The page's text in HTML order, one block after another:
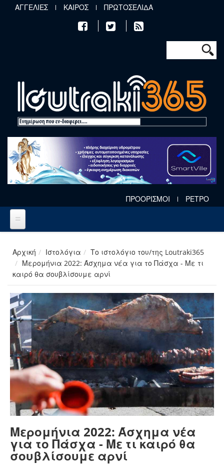
Παράκαμψη προς το κυρίως περιεχόμενο
ΑΓΓΕΛΙΕΣ ΚΑΙΡΟΣ ΠΡΩΤΟΣΕΛΙΔΑ
Φόρμα
Αναζήτηση
ΠΡΟΟΡΙΣΜΟΙ ΡΕΤΡΟ
Αρχική Ιστολόγια
Το ιστολόγιο του/της Loutraki365
Μερομήνια 2022: Άσχημα νέα για το Πάσχα - Με τι
καιρό θα σουβλίσουμε αρνί
Μερομήνια 2022: Άσχημα νέα
για το Πάσχα - Με τι καιρό θα
σουβλίσουμε αρνί